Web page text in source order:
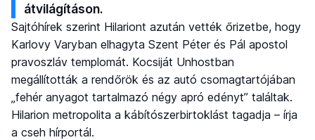
átvilágításon.
Sajtóhírek szerint Hilariont azután vették őrizetbe, hogy
Karlovy Varyban elhagyta Szent Péter és Pál apostol
pravoszláv templomát. Kocsiját Unhostban
megállították a rendőrök és az autó csomagtartójában
„fehér anyagot tartalmazó négy apró edényt” találtak.
Hilarion metropolita a kábítószerbirtoklást tagadja – írja
a cseh hírportál.